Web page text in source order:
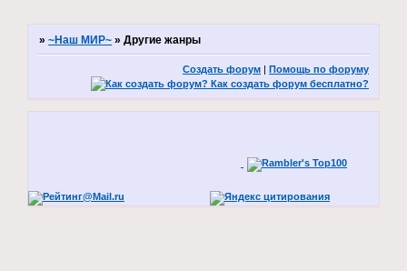
»~Наш МИР~ »Другие жанры
Создать форум | Помощь по форуму